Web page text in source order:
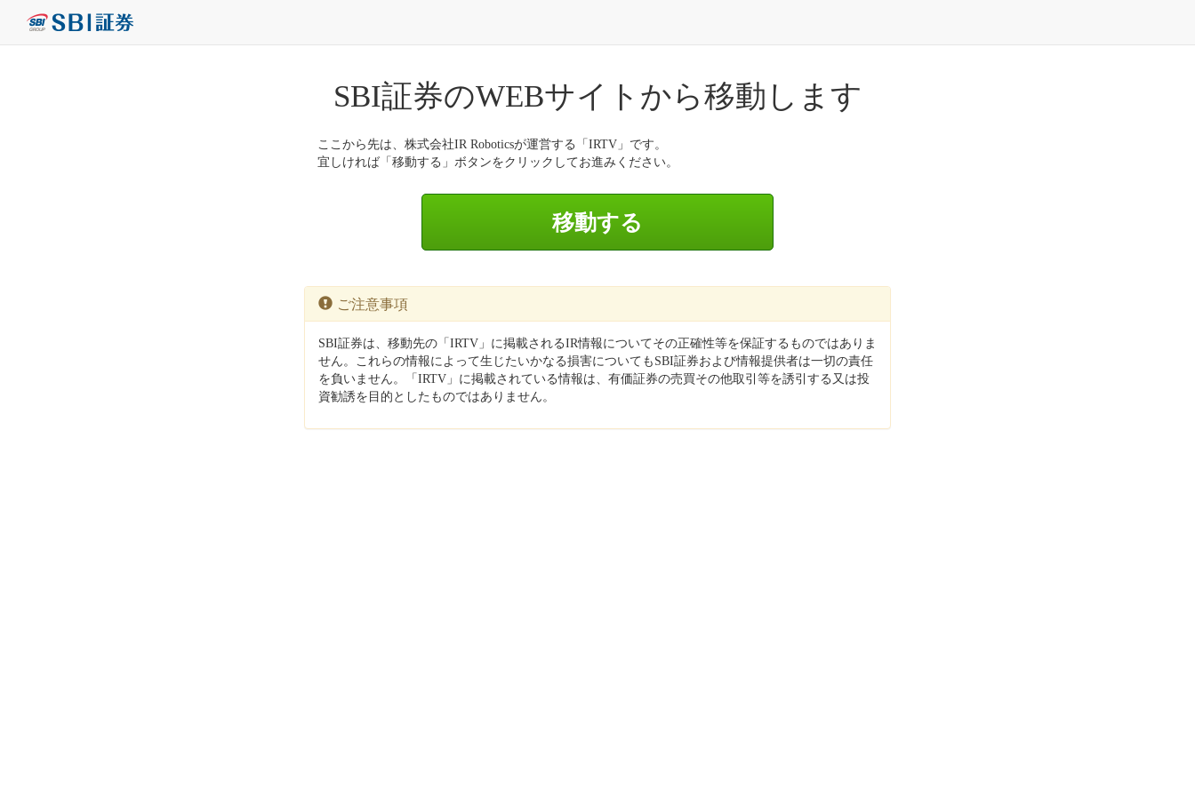
SBI証券のWEBサイトから移動します
ここから先は、株式会社IR Roboticsが運営する「IRTV」です。
宜しければ「移動する」ボタンをクリックしてお進みください。
ご注意事項
SBI証券は、移動先の「IRTV」に掲載されるIR情報についてその正確性等を保証するものではありま
せん。これらの情報によって生じたいかなる損害についてもSBI証券および情報提供者は一切の責任
を負いません。「IRTV」に掲載されている情報は、有価証券の売買その他取引等を誘引する又は投
資勧誘を目的としたものではありません。